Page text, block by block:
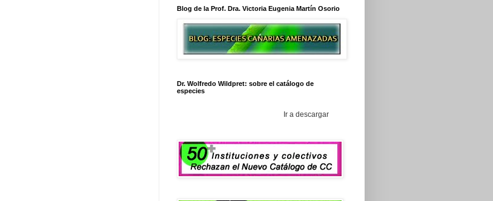
Blog de la Prof. Dra. Victoria Eugenia Martín Osorio
Dr. Wolfredo Wildpret: sobre el catálogo de
especies
Ir a descargar